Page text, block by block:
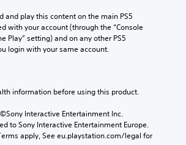
and play this content on the main PS5
with your account (through the “Console
Play” setting) and on any other PS5
login with your same account.
information before using this product.
Interactive Entertainment Inc.
to Sony Interactive Entertainment Europe.
apply, See eu.playstation.com/legal for